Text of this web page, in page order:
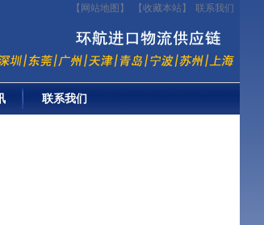
联系我们
【收藏本站】
【网站地图】
联系我们